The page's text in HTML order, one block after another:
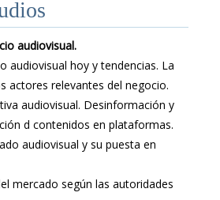
audiovisual.
audiovisual hoy y tendencias. La
actores relevantes del negocio.
audiovisual. Desinformación y
d contenidos en plataformas.
audiovisual y su puesta en
mercado según las autoridades